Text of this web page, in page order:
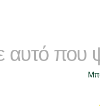
αυτό που